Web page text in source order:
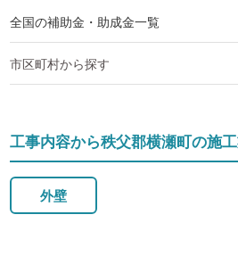
全国の補助金・助成金一覧
市区町村から探す
工事内容から秩父郡横瀬町の施
外壁